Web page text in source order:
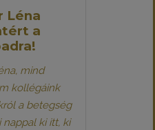
Léna
a
mind
kollégáink
a betegség
nappal ki itt, ki